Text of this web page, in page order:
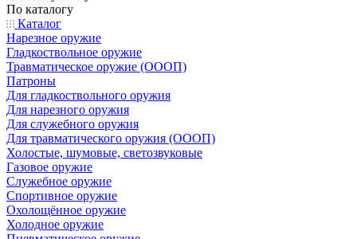
По каталогу
Каталог
Нарезное оружие
Гладкоствольное оружие
Травматическое оружие (ОООП)
Патроны
Для гладкоствольного оружия
Для нарезного оружия
Для служебного оружия
Для травматического оружия (ОООП)
Холостые, шумовые, светозвуковые
Газовое оружие
Служебное оружие
Спортивное оружие
Охолощённое оружие
Холодное оружие